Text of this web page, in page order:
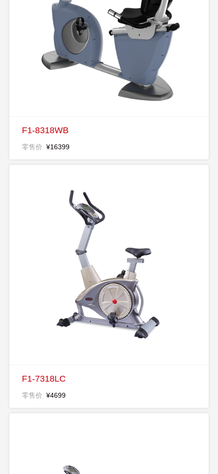
F1-8318WB
零售价 ¥16399
F1-7318LC
零售价 ¥4699